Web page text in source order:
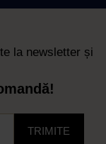
la newsletter și
TRIMITE